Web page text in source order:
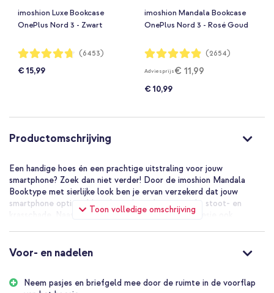
imoshion Luxe Bookcase
OnePlus Nord 3 - Zwart
Waardering:
94%
(6453)
€ 15,99
imoshion Mandala Bookcase
OnePlus Nord 3 - Rosé Goud
Waardering:
97%
(2654)
Adviesprijs€ 11,99
€ 10,99
Productomschrijving
Toon volledige omschrijving
Een handige hoes én een prachtige uitstraling voor jouw
smartphone? Zoek dan niet verder! Door de imoshion Mandala
Booktype met sierlijke look ben je ervan verzekerd dat jouw
smartphone optimaal beschermd wordt tegen val-, stoot- en
krasschade. Naast het sierlijke design heeft het hoesje ook
neer te zetten bij lange gesprekken of het bekijken van video’s.
De hoes heeft een slank ontwerp, waardoor je telefoon zijn dunne
vormgeving behoudt. Ideaal wanneer je de hoes graag in je kleding
Voor- en nadelen
Neem pasjes en briefgeld mee door de ruimte in de voorflap